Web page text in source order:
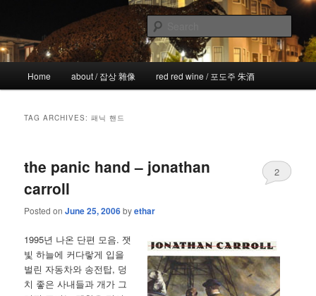
primary
content
secondary
content!wicked
the more I see the less I know
Home about / 잡상 雜像 red red wine / 포도주 朱酒
TAG ARCHIVES:패닉 핸드
the panic hand – jonathan
carroll
Posted onJune 25, 2006byethar
2
1995년 나온 단편 모음. 잿
빛 하늘에 커다랗게 입을
벌린 자동차와 송전탑, 덩
치 좋은 사내들과 개가 그